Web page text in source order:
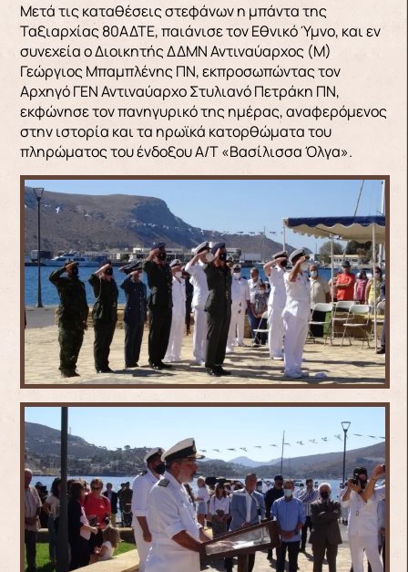
Μετά τις καταθέσεις στεφάνων η μπάντα της
Ταξιαρχίας 80ΑΔΤΕ, παιάνισε τον Εθνικό Ύμνο, και εν
συνεχεία ο Διοικητής ΔΔΜΝ Αντιναύαρχος (Μ)
Γεώργιος Μπαμπλένης ΠΝ, εκπροσωπώντας τον
Αρχηγό ΓΕΝ Αντιναύαρχο Στυλιανό Πετράκη ΠΝ,
εκφώνησε τον πανηγυρικό της ημέρας, αναφερόμενος
στην ιστορία και τα ηρωϊκά κατορθώματα του
πληρώματος του ένδοξου Α/Τ «Βασίλισσα Όλγα».